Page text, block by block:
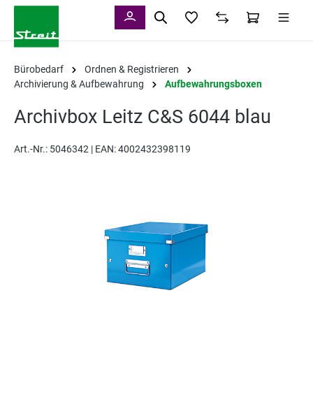
Bürobedarf
Ordnen & Registrieren
Archivierung & Aufbewahrung
Aufbewahrungsboxen
Archivbox Leitz C&S 6044 blau
Art.-Nr.: 5046342 | EAN: 4002432398119